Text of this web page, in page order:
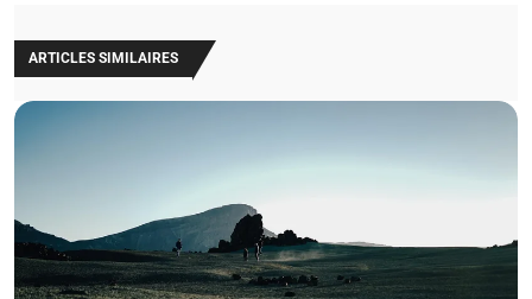
ARTICLES SIMILAIRES